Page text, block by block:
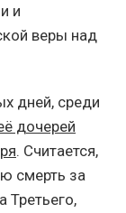
и
веры над
дней, среди
дочерей
. Считается,
смерть за
Третьего,